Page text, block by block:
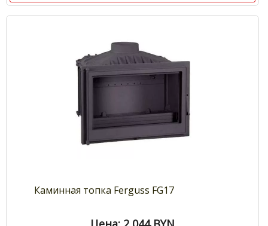
Каминная топка Ferguss FG17